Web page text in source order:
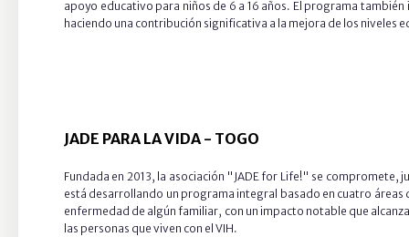
apoyo educativo para niños de 6 a 16 años. El programa
haciendo una contribución significativa a la mejora de los niveles
JADE PARA LA VIDA- TOGO
Fundada en 2013, la asociación "JADE for Life!" se compromete,
está desarrollando un programa integral basado en cuatro
enfermedad de algún familiar, con un impacto notable que
las personas que viven con el VIH.